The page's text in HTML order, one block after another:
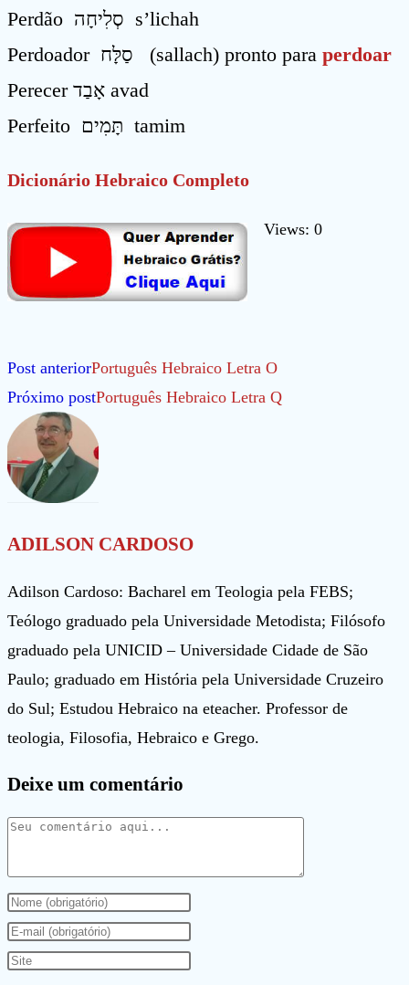
Perdão סְלִיחָה s’lichah
Perdoador סַלָּח (sallach) pronto para perdoar
Perecer אָבַד avad
Perfeito תָּמִים tamim
Dicionário Hebraico Completo
Views: 0
Leia
mais
artigos
Post anteriorPortuguês Hebraico Letra O
Próximo postPortuguês Hebraico Letra Q
ADILSON CARDOSO
Adilson Cardoso: Bacharel em Teologia pela FEBS;
Teólogo graduado pela Universidade Metodista; Filósofo
graduado pela UNICID – Universidade Cidade de São
Paulo; graduado em História pela Universidade Cruzeiro
do Sul; Estudou Hebraico na eteacher. Professor de
teologia, Filosofia, Hebraico e Grego.
Deixe um comentário
Comentário
Digite
seu
nome
Digite
seu
Digite